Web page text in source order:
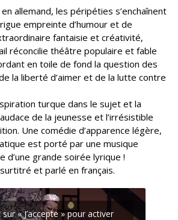
allemand, les péripéties s’enchaînent
empreinte d’humour et de
fantaisie et créativité,
réconcilie théâtre populaire et fable
en toile de fond la question des
la liberté d’aimer et de la lutte contre
turque dans le sujet et la
de la jeunesse et l’irrésistible
Une comédie d’apparence légère,
est porté par une musique
d’une grande soirée lyrique !
et parlé en français.
sur « J’accepte » pour activer